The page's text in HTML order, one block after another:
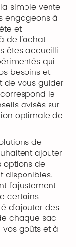
simple vente
engageons à
et
de l'achat
êtes accueilli
qui
besoins et
de vous guider
le
avisés sur
optimale de
de
ajouter
options de
disponibles.
l'ajustement
certains
d'ajouter des
chaque sac
goûts et à